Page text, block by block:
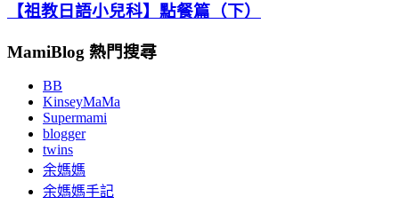
【祖教日語小兒科】點餐篇（下）
MamiBlog 熱門搜尋
BB
KinseyMaMa
Supermami
blogger
twins
余媽媽
余媽媽手記